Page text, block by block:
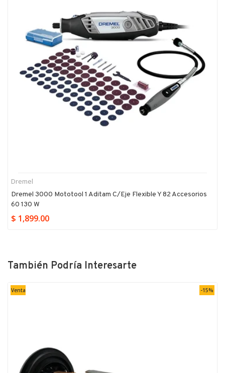
Dremel
Dremel 3000 Mototool 1 Aditam C/eje Flexible Y 82 Accesorios
60 130 W
$ 1,899.00
También Podría Interesarte
Venta -15%